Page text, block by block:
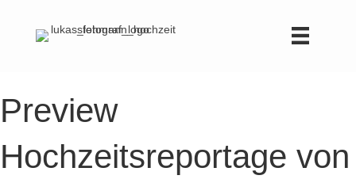
Preview
Hochzeitsreportage von